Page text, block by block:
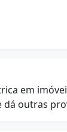
em
outras